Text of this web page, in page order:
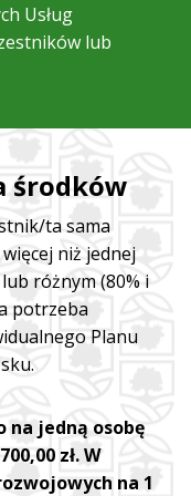
Usług
lub
środków
ta sama
więcej niż jednej
różnym (80% i
potrzeba
Planu
na jedną osobę
zł. W
na 1